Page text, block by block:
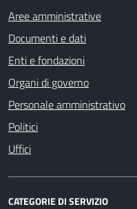
Aree amministrative
Documenti e dati
Enti e fondazioni
Organi di governo
Personale amministrativo
Politici
Uffici
CATEGORIE DI SERVIZIO